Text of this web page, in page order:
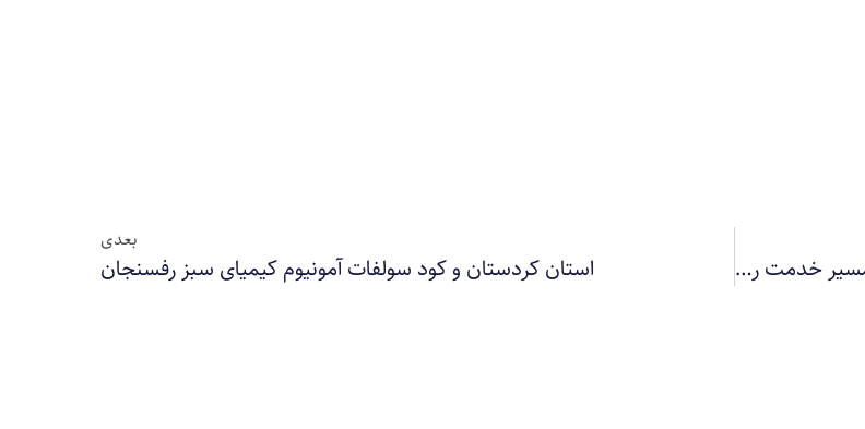
همکاری اداره استاندارد رفسنجان و کیمیای سبز رفسنجان در مسیر خدمت رسانی بهتر
بعدی
استان کردستان و کود سولفات آمونیوم کیمیای سبز رفسنجان